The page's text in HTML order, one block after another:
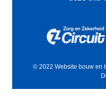
© 2022 Website bouw en